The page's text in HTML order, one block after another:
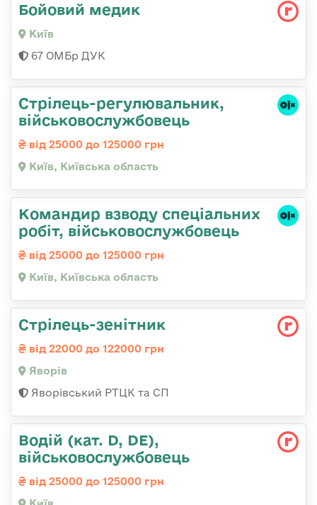
Бойовий медик
Київ
67 ОМБр ДУК
Стpілець-регулювальник,
військовослужбовець
від 25000 до 125000 грн
Київ, Київська область
Командир взводу спеціальних
робіт, військовослужбовець
від 25000 до 125000 грн
Київ, Київська область
Стрілець-зенітник
від 22000 до 122000 грн
Яворів
Яворівський РТЦК та СП
Водій (кат. D, DE),
військовослужбовець
від 25000 до 125000 грн